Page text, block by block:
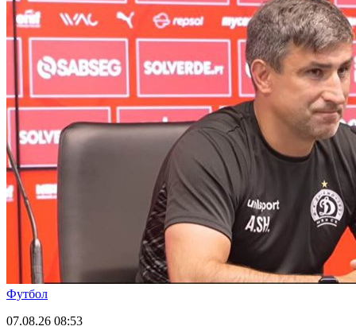
Футбол
07.08.26 08:53